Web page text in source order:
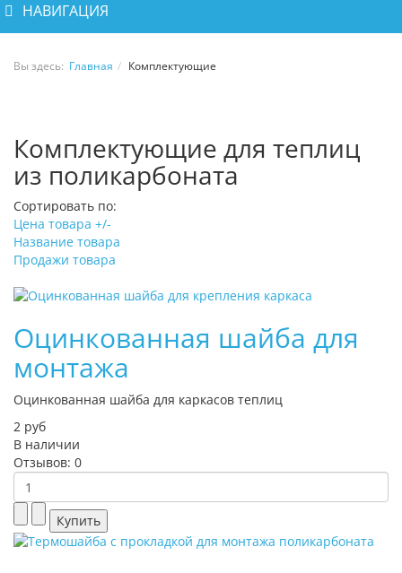
НАВИГАЦИЯ
Вы здесь: Главная Комплектующие
Комплектующие для теплиц
из поликарбоната
Сортировать по:
Цена товара +/-
Название товара
Продажи товара
Оцинкованная шайба для
монтажа
Оцинкованная шайба для каркасов теплиц
2 руб
В наличии
Отзывов: 0